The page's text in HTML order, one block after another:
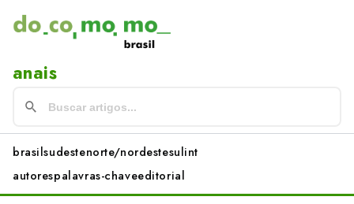
anais
brasilsudestenorte/nordestesulint
autorespalavras-chaveeditorial